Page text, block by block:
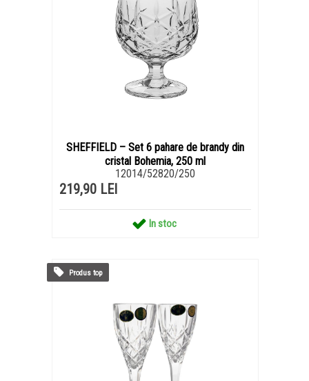
SHEFFIELD – Set 6 pahare de brandy din
cristal Bohemia, 250 ml
12014/52820/250
219,90 LEI
In stoc
Produs top